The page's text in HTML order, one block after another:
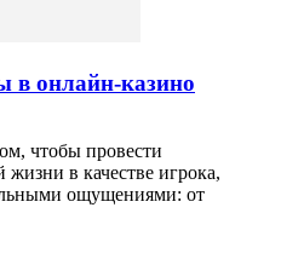
в онлайн-казино
чтобы провести
в качестве игрока,
ощущениями: от